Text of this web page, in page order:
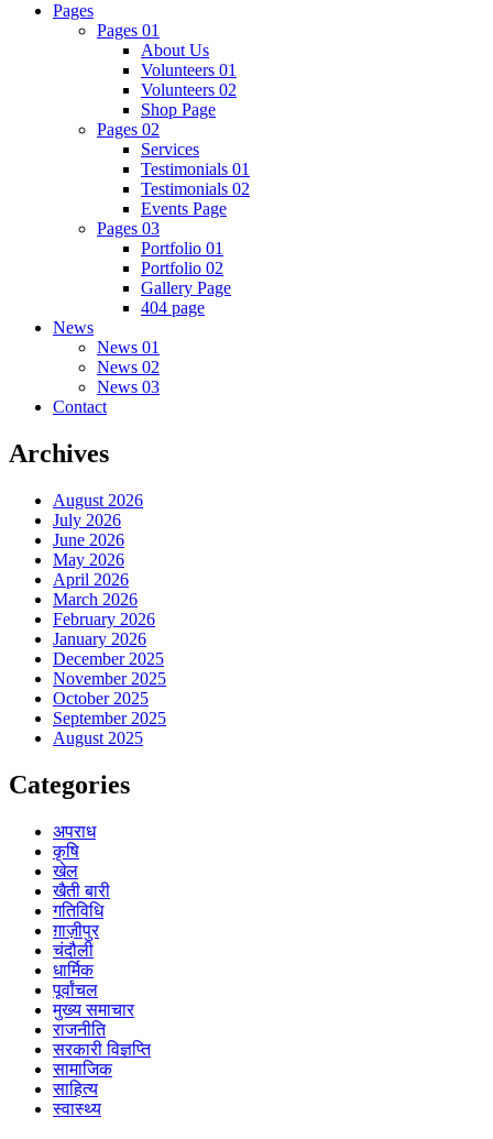
Pages
Pages 01
About Us
Volunteers 01
Volunteers 02
Shop Page
Pages 02
Services
Testimonials 01
Testimonials 02
Events Page
Pages 03
Portfolio 01
Portfolio 02
Gallery Page
404 page
News
News 01
News 02
News 03
Contact
Archives
August 2026
July 2026
June 2026
May 2026
April 2026
March 2026
February 2026
January 2026
December 2025
November 2025
October 2025
September 2025
August 2025
Categories
अपराध
कृषि
खेल
खैती बारी
गतिविधि
ग़ाज़ीपुर
चंदौली
धार्मिक
पूर्वांचल
मुख्य समाचार
राजनीति
सरकारी विज्ञप्ति
सामाजिक
साहित्य
स्वास्थ्य